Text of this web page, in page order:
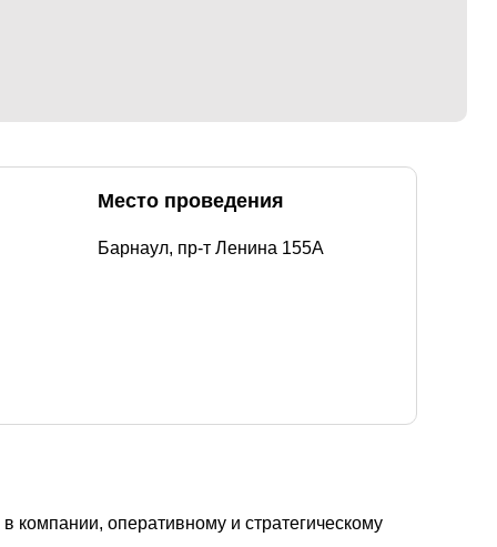
Место проведения
Барнаул, пр-т Ленина 155А
оперативному и стратегическому